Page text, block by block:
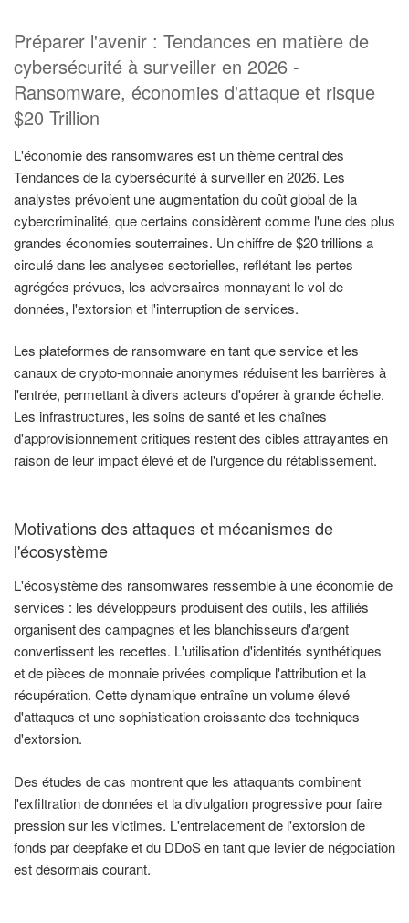
Préparer l'avenir : Tendances en matière de
cybersécurité à surveiller en 2026 -
Ransomware, économies d'attaque et risque
$20 Trillion
L'économie des ransomwares est un thème central des
Tendances de la cybersécurité à surveiller en 2026. Les
analystes prévoient une augmentation du coût global de la
cybercriminalité, que certains considèrent comme l'une des plus
grandes économies souterraines. Un chiffre de $20 trillions a
circulé dans les analyses sectorielles, reflétant les pertes
agrégées prévues, les adversaires monnayant le vol de
données, l'extorsion et l'interruption de services.
Les plateformes de ransomware en tant que service et les
canaux de crypto-monnaie anonymes réduisent les barrières à
l'entrée, permettant à divers acteurs d'opérer à grande échelle.
Les infrastructures, les soins de santé et les chaînes
d'approvisionnement critiques restent des cibles attrayantes en
raison de leur impact élevé et de l'urgence du rétablissement.
Motivations des attaques et mécanismes de
l'écosystème
L'écosystème des ransomwares ressemble à une économie de
services : les développeurs produisent des outils, les affiliés
organisent des campagnes et les blanchisseurs d'argent
convertissent les recettes. L'utilisation d'identités synthétiques
et de pièces de monnaie privées complique l'attribution et la
récupération. Cette dynamique entraîne un volume élevé
d'attaques et une sophistication croissante des techniques
d'extorsion.
Des études de cas montrent que les attaquants combinent
l'exfiltration de données et la divulgation progressive pour faire
pression sur les victimes. L'entrelacement de l'extorsion de
fonds par deepfake et du DDoS en tant que levier de négociation
est désormais courant.